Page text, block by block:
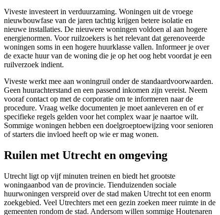
Viveste investeert in verduurzaming. Woningen uit de vroege
nieuwbouwfase van de jaren tachtig krijgen betere isolatie en
nieuwe installaties. De nieuwere woningen voldoen al aan hogere
energienormen. Voor ruilzoekers is het relevant dat gerenoveerde
woningen soms in een hogere huurklasse vallen. Informeer je over
de exacte huur van de woning die je op het oog hebt voordat je een
ruilverzoek indient.
Viveste werkt mee aan woningruil onder de standaardvoorwaarden.
Geen huurachterstand en een passend inkomen zijn vereist. Neem
vooraf contact op met de corporatie om te informeren naar de
procedure. Vraag welke documenten je moet aanleveren en of er
specifieke regels gelden voor het complex waar je naartoe wilt.
Sommige woningen hebben een doelgroeptoewijzing voor senioren
of starters die invloed heeft op wie er mag wonen.
Ruilen met Utrecht en omgeving
Utrecht ligt op vijf minuten treinen en biedt het grootste
woningaanbod van de provincie. Tienduizenden sociale
huurwoningen verspreid over de stad maken Utrecht tot een enorm
zoekgebied. Veel Utrechters met een gezin zoeken meer ruimte in de
gemeenten rondom de stad. Andersom willen sommige Houtenaren